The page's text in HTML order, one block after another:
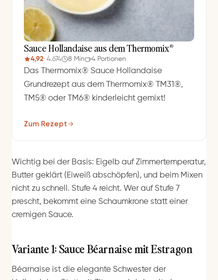
Sauce Hollandaise aus dem Thermomix®
4,92· 4.674 8 Min 4 Portionen
Das Thermomix® Sauce Hollandaise
Grundrezept aus dem Thermomix® TM31®,
TM5® oder TM6® kinderleicht gemixt!
Zum Rezept
Wichtig bei der Basis: Eigelb auf Zimmertemperatur,
Butter geklärt (Eiweiß abschöpfen), und beim Mixen
nicht zu schnell. Stufe 4 reicht. Wer auf Stufe 7
prescht, bekommt eine Schaumkrone statt einer
cremigen Sauce.
Variante 1: Sauce Béarnaise mit Estragon
Béarnaise ist die elegante Schwester der